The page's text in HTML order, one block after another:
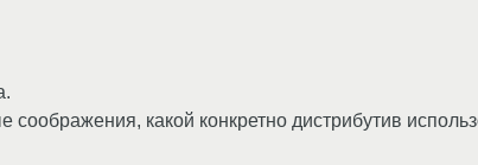
какой конкретно дистрибутив